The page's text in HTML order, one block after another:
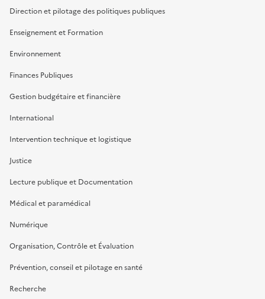
Direction et pilotage des politiques publiques
Enseignement et Formation
Environnement
Finances Publiques
Gestion budgétaire et financière
International
Intervention technique et logistique
Justice
Lecture publique et Documentation
Médical et paramédical
Numérique
Organisation, Contrôle et Évaluation
Prévention, conseil et pilotage en santé
Recherche